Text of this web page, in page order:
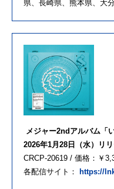
県、 長崎県、熊本県、大
メジャー2ndアルバム「
2026年1月28日（水）リ
CRCP-20619 / 価格：￥
各配信サイト：
https://